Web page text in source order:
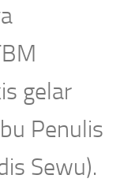
gelar
Penulis
Sewu).